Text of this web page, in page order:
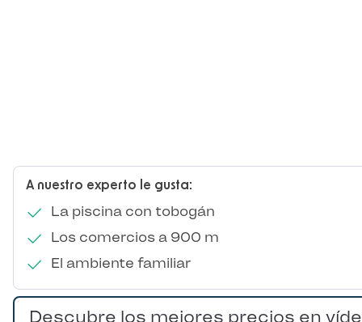
A nuestro experto le gusta:
La piscina con tobogán
Los comercios a 900 m
El ambiente familiar
Descubre los mejores precios en